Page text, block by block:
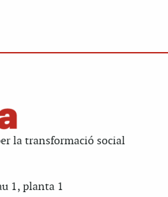
la transformació social
1, planta 1